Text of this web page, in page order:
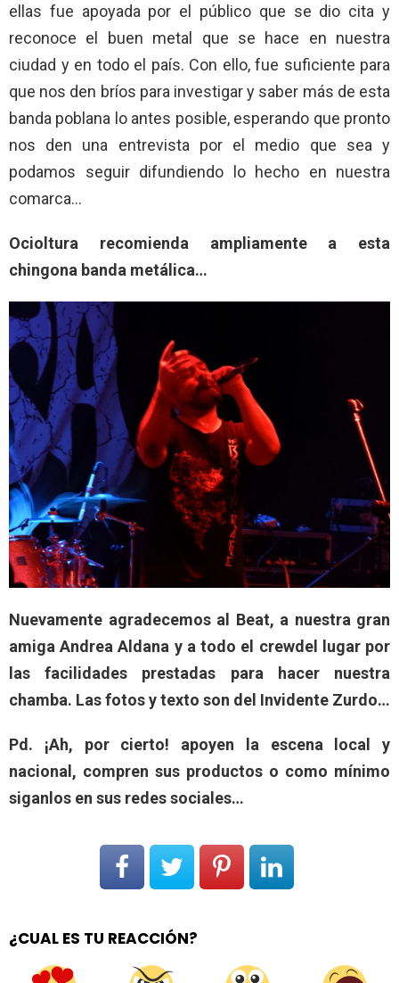
ellas fue apoyada por el público que se dio cita y
reconoce el buen metal que se hace en nuestra
ciudad y en todo el país. Con ello, fue suficiente para
que nos den bríos para investigar y saber más de esta
banda poblana lo antes posible, esperando que pronto
nos den una entrevista por el medio que sea y
podamos seguir difundiendo lo hecho en nuestra
comarca…
Ocioltura recomienda ampliamente a esta
chingona banda metálica…
Nuevamente agradecemos al Beat, a nuestra gran
amiga Andrea Aldana y a todo el crewdel lugar por
las facilidades prestadas para hacer nuestra
chamba. Las fotos y texto son del Invidente Zurdo…
Pd. ¡Ah, por cierto! apoyen la escena local y
nacional, compren sus productos o como mínimo
siganlos en sus redes sociales…
¿CUAL ES TU REACCIÓN?